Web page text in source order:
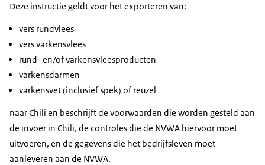
Deze instructie geldt voor het exporteren van:
vers rundvlees
vers varkensvlees
rund- en/of varkensvleesproducten
varkensdarmen
varkensvet (inclusief spek) of reuzel
naar Chili en beschrijft de voorwaarden die worden gesteld aan
de invoer in Chili, de controles die de NVWA hiervoor moet
uitvoeren, en de gegevens die het bedrijfsleven moet
aanleveren aan de NVWA.